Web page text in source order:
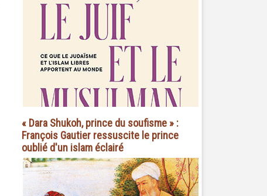
« Dara Shukoh, prince du soufisme » :
François Gautier ressuscite le prince
oublié d'un islam éclairé